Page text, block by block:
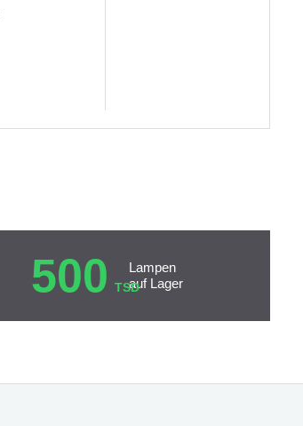
500 TSD
Lampen
auf Lager